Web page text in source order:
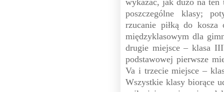
wykazać, jak dużo na ten
poszczególne klasy;
rzucanie piłką do
międzyklasowym dla
drugie miejsce – klasa
podstawowej pierwsze
Va i trzecie miejsce –
Wszystkie klasy biorące